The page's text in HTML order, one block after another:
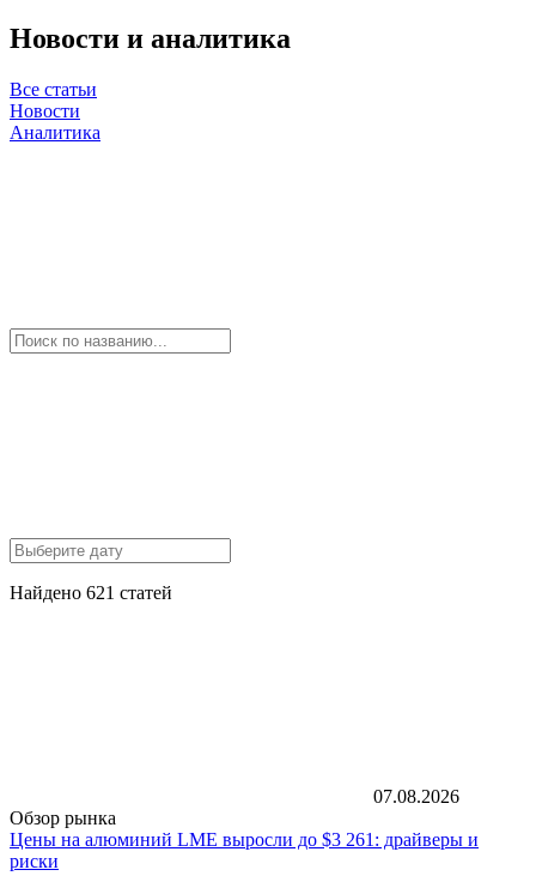
Новости и аналитика
Все статьи
Новости
Аналитика
Найдено 621 статей
07.08.2026
Обзор рынка
Цены на алюминий LME выросли до $3 261: драйверы и
риски